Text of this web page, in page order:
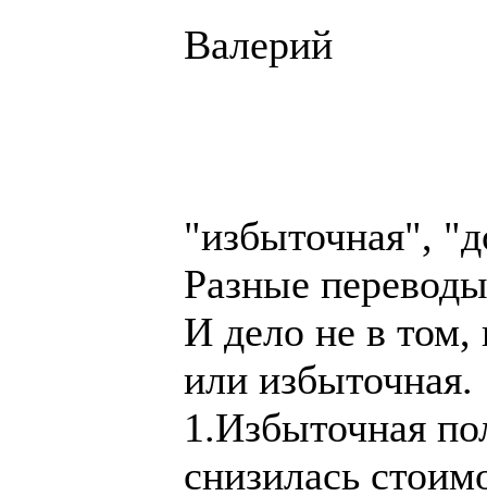
Валерий
"избыточная",
Разные
И дело не в том,
или избыточная.
1.Избыточная
снизилась